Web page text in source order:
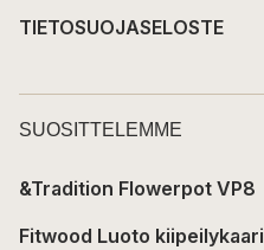
TIETOSUOJASELOSTE
SUOSITTELEMME
&Tradition Flowerpot VP8
Fitwood Luoto kiipeilykaari